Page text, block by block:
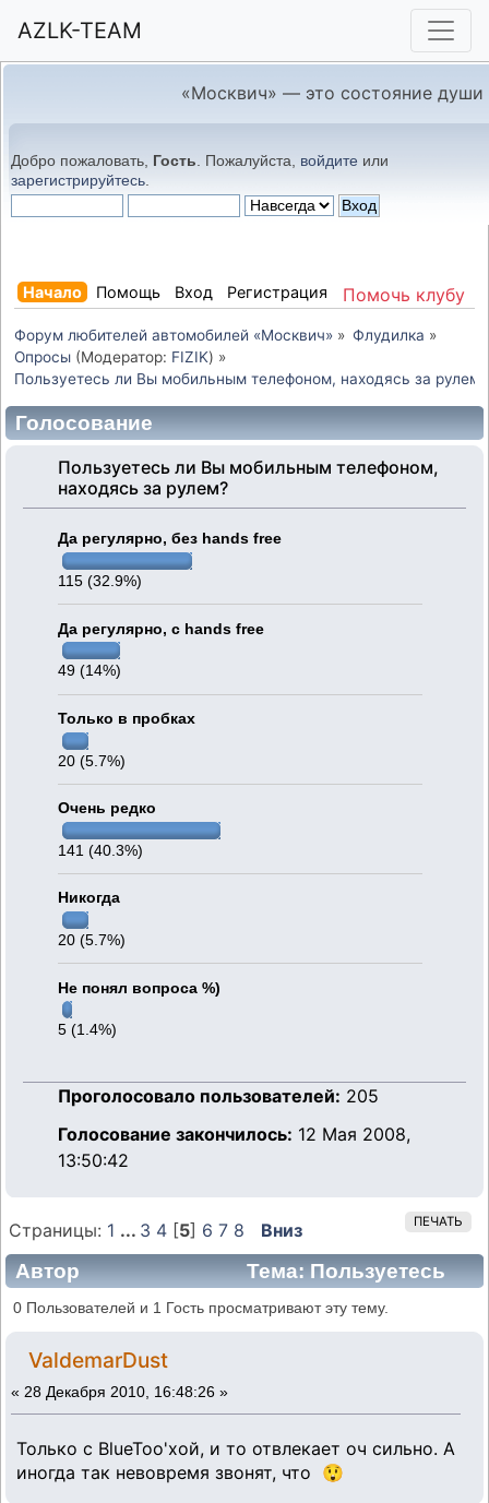
AZLK-TEAM
«Москвич» — это состояние души
Добро пожаловать, Гость . Пожалуйста, войдите или
зарегистрируйтесь
Помочь клубу
Начало Помощь Вход Регистрация
Форум любителей автомобилей «Москвич» » Флудилка »
Опросы (Модератор: FIZIK) »
Пользуетесь ли Вы мобильным телефоном, находясь за рулем?
Голосование
Пользуетесь ли Вы мобильным телефоном,
находясь за рулем?
Да регулярно, без hands free
115 (32.9%)
Да регулярно, c hands free
49 (14%)
Только в пробках
20 (5.7%)
Очень редко
141 (40.3%)
Никогда
20 (5.7%)
Не понял вопроса %)
5 (1.4%)
Проголосовало пользователей: 205
Голосование закончилось: 12 Мая 2008,
13:50:42
ПЕЧАТЬ
Страницы: 1 ... 3 4[5] 6 7 8 Вниз
Автор
Тема: Пользуетесь
ли Вы мобильным телефоном, находясь за
рулем? (Прочитано 96272 раз)
0 Пользователей и 1 Гость просматривают эту тему.
ValdemarDust
« 28 Декабря 2010, 16:48:26 »
Только с BlueToo'хой, и то отвлекает оч сильно. А
иногда так невовремя звонят, что 😲